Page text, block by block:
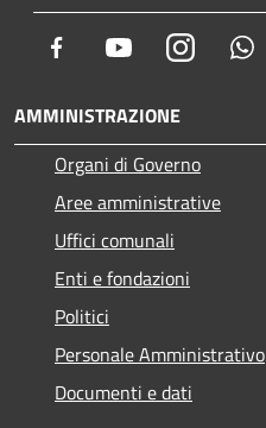
Facebook YoutubeInstagram
AMMINISTRAZIONE
Organi di Governo
Aree amministrative
Uffici comunali
Enti e fondazioni
Politici
Personale Amministrativo
Documenti e dati